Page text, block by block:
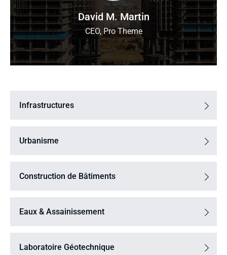
David M. Martin
CEO, Pro Theme
Infrastructures
Urbanisme
Construction de Bâtiments
Eaux & Assainissement
Laboratoire Géotechnique